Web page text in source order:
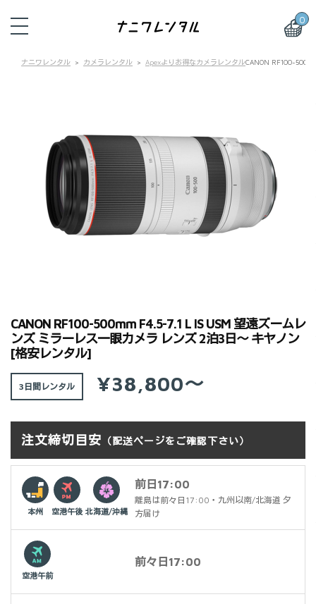
0
ナニワレンタル カメラレンタル Apexよりお得なカメラレンタルCANON RF100-
CANON RF100-500mm F4.5-7.1 L IS USM 望遠ズームレ
ンズ ミラーレス一眼カメラ レンズ 2泊3日～ キヤノン
[格安レンタル]
3日間 ¥38,800～
注文締切目安 （配送ページをご確認下さい）
本州 空港午後 北海道/沖縄
前日17:00
離島は前々日17:00・九州以南/北海道 夕
方届け
空港午前
前々日17:00